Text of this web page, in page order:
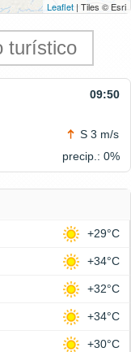
Leaflet | Tiles © Esri
09:50
S 3 m/s
precip.: 0%
+29°C
+34°C
+32°C
+34°C
+30°C